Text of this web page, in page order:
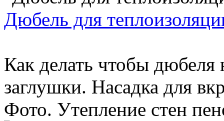
Дюбель для
Как делать чтобы дюбеля
заглушки. Насадка для
Фото. Утепление стен